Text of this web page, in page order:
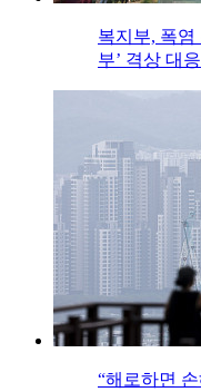
복지부, 폭
부’ 격상 대응
“해로하면 손